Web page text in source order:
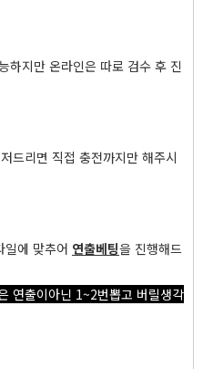
하지만 온라인은 따로 검수 후 진
드리면 직접 충전까지만 해주시
일에 맞추어 연출베팅을 진행해드
연출이아닌 1~2번뽑고 버릴생각